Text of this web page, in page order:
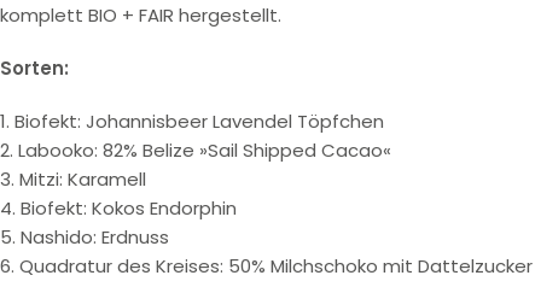
komplett BIO + FAIR hergestellt.
Sorten:
1. Biofekt: Johannisbeer Lavendel Töpfchen
2. Labooko: 82% Belize »Sail Shipped Cacao«
3. Mitzi: Karamell
4. Biofekt: Kokos Endorphin
5. Nashido: Erdnuss
6. Quadratur des Kreises: 50% Milchschoko mit Dattelzucker